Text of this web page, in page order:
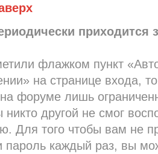
приходится
флажком пункт
на странице входа,
форуме лишь
никто другой не смог
Для того чтобы вам не
пароль каждый раз, вы